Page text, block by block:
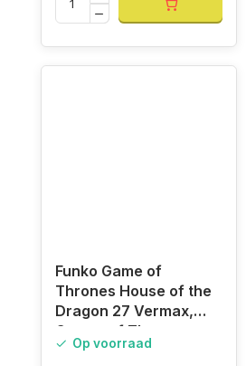
Funko Game of
Thrones House of the
Dragon 27 Vermax,
Games of Thrones
GOTOp voorraad